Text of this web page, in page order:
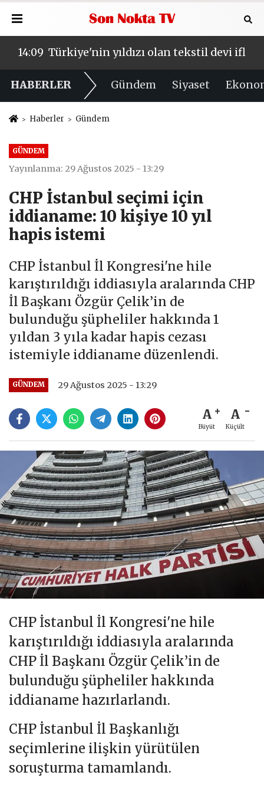
vaadi havada kaldı
14:09 Türkiye'nin yıldızı olan tekstil devi
HABERLER Gündem Siyaset
Haberler Gündem
GÜNDEM
Yayınlanma: 29 Ağustos 2025 - 13:29
CHP İstanbul seçimi için
iddianame: 10 kişiye 10 yıl
hapis istemi
CHP İstanbul İl Kongresi'ne hile
karıştırıldığı iddiasıyla aralarında CHP
İl Başkanı Özgür Çelik’in de
bulunduğu şüpheliler hakkında 1
yıldan 3 yıla kadar hapis cezası
istemiyle iddianame düzenlendi.
GÜNDEM 29 Ağustos 2025 - 13:29
A
Büyüt
A
Küçült
CHP İstanbul İl Kongresi'ne hile
karıştırıldığı iddiasıyla aralarında
CHP İl Başkanı Özgür Çelik’in de
bulunduğu şüpheliler hakkında
iddianame hazırlarlandı.
CHP İstanbul İl Başkanlığı
seçimlerine ilişkin yürütülen
soruşturma tamamlandı.